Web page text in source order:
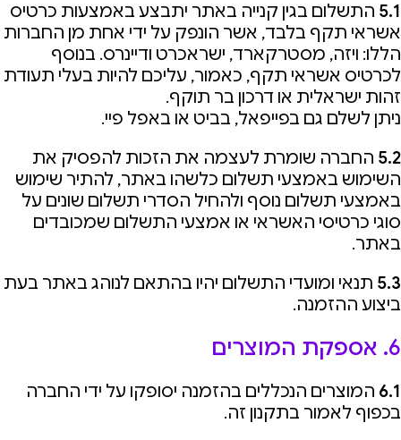
5.1 התשלום בגין קנייה באתר יתבצע באמצעות כרטיס
אשראי תקף בלבד, אשר הונפק על ידי אחת מן החברות
הללו: ויזה, מסטרקארד, ישראכרט ודיינרס. בנוסף
לכרטיס אשראי תקף, כאמור, עליכם להיות בעלי תעודת
זהות ישראלית או דרכון בר תוקף.
ניתן לשלם גם בפייפאל, בביט או באפל פיי.
5.2 החברה שומרת לעצמה את הזכות להפסיק את
השימוש באמצעי תשלום כלשהו באתר, להתיר שימוש
באמצעי תשלום נוסף ולהחיל הסדרי תשלום שונים על
סוגי כרטיסי האשראי או אמצעי התשלום שמכובדים
באתר.
5.3 תנאי ומועדי התשלום יהיו בהתאם לנוהג באתר בעת
ביצוע ההזמנה.
6. אספקת המוצרים
6.1 המוצרים הנכללים בהזמנה יסופקו על ידי החברה
בכפוף לאמור בתקנון זה.